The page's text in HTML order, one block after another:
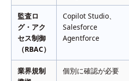
監査ロ
グ・アク
セス制御
（RBAC）
Copilot Studio、
Salesforce
Agentforce
業界規制
個別に確認が必要